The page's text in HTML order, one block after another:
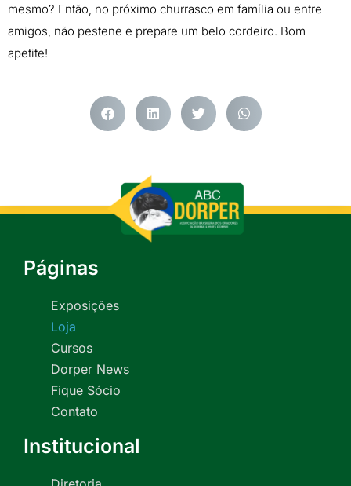
mesmo? Então, no próximo churrasco em família ou entre
amigos, não pestene e prepare um belo cordeiro. Bom
apetite!
Páginas
Exposições
Loja
Cursos
Dorper News
Fique Sócio
Contato
Institucional